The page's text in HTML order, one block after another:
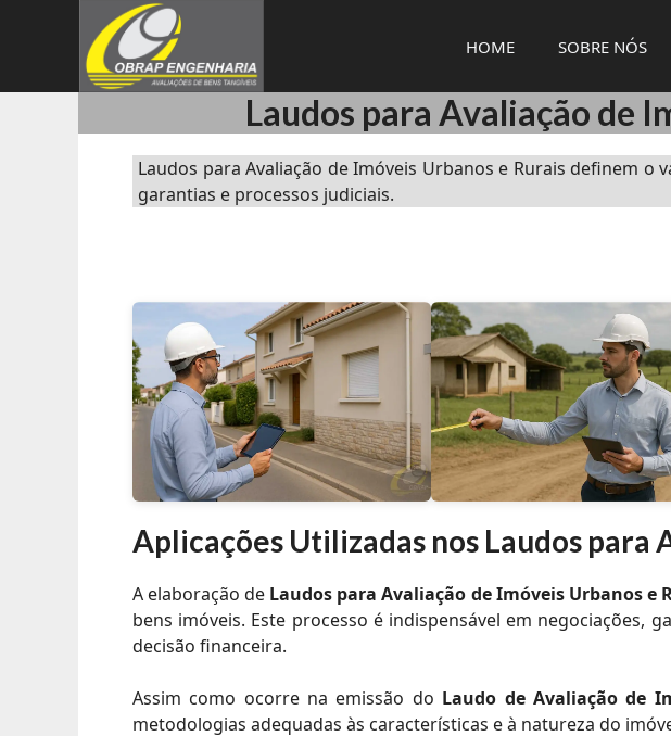
conteúdo
HOME SOBRE NÓS
Laudos para Avaliação de
Laudos para Avaliação de Imóveis Urbanos e Rurais definem
garantias e processos judiciais.
Aplicações Utilizadas nos Laudos para
A elaboração de Laudos para Avaliação de Imóveis Urbanos e
bens imóveis. Este processo é indispensável em negociações,
decisão financeira.
Assim como ocorre na emissão do Laudo de Avaliação de
metodologias adequadas às características e à natureza do